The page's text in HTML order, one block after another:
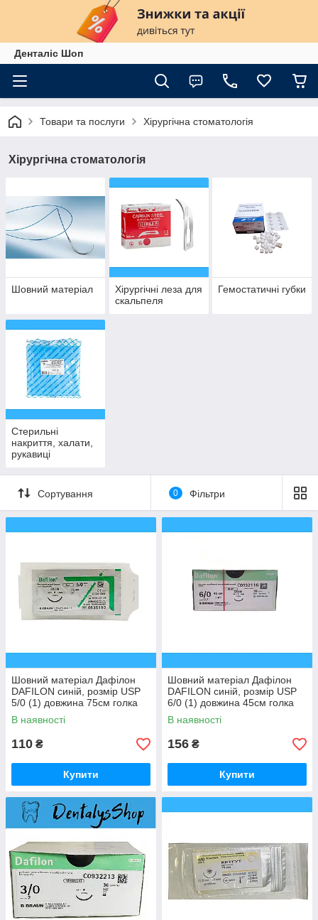
Денталіс Шоп
Товари та послуги Хірургічна стоматологія
Хірургічна стоматологія
Шовний матеріал
Хірургічні леза для
скальпеля
Гемостатичні губки
Стерильні
накриття, халати,
рукавиці
Сортування 0 Фільтри
Шовний матеріал Дафілон
DAFILON синій, розмір USP
5/0 (1) довжина 75см голка
DS19 пакування DDP 1шт
В наявності
110 ₴
Купити
Шовний матеріал Дафілон
DAFILON синій, розмір USP
6/0 (1) довжина 45см голка
DS16 пакування DDP 1шт
В наявності
156 ₴
Купити